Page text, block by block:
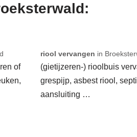
of
riool vervangen in
(gietijzeren-) rioolbuis
grespijp, asbest riool,
aansluiting …